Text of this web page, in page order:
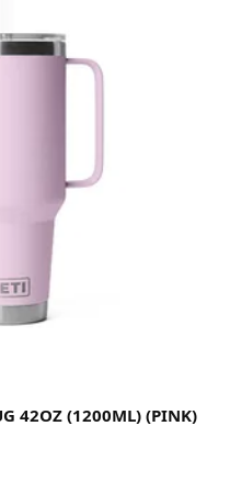
42OZ (1200ML) (PINK)